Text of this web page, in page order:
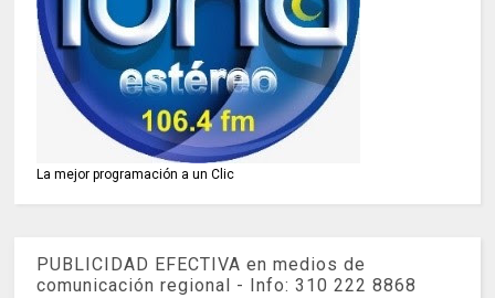
La mejor programación a un Clic
PUBLICIDAD EFECTIVA en medios de
comunicación regional - Info: 310 222 8868